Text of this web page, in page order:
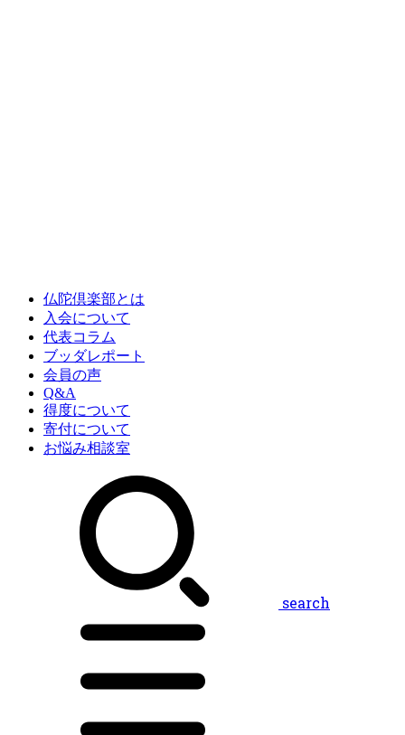
仏陀倶楽部とは
入会について
代表コラム
ブッダレポート
会員の声
Q&A
得度について
寄付について
お悩み相談室
search